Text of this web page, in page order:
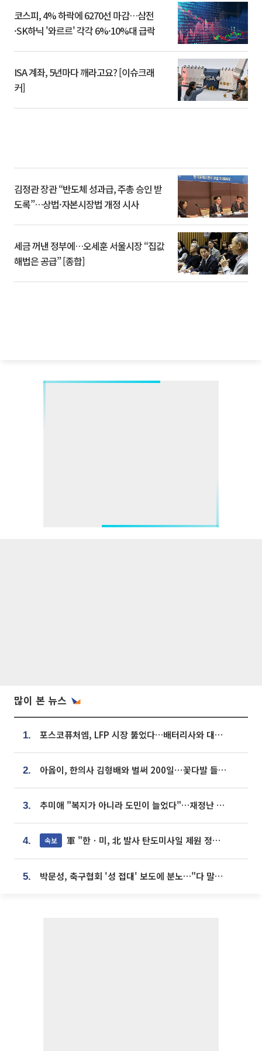
코스피, 4% 하락에 6270선 마감…삼전
·SK하닉 '와르르' 각각 6%·10%대 급락
ISA 계좌, 5년마다 깨라고요? [이슈크래
커]
김정관 장관 “반도체 성과급, 주총 승인 받
도록”…상법·자본시장법 개정 시사
세금 꺼낸 정부에…오세훈 서울시장 “집값
해법은 공급” [종합]
많이 본 뉴스
1. 포스코퓨처엠, LFP 시장 뚫었다…배터리사와 대규모 장기 공급 합의
2. 아옳이, 한의사 김형배와 벌써 200일⋯꽃다발 들고 "프러포즈 아냐"
3. 추미애 "복지가 아니라 도민이 늘었다"…재정난 책임론 정면돌파
4. 속보 軍 "한ㆍ미, 北 발사 탄도미사일 제원 정밀분석 중"
5. 박문성, 축구협회 '성 접대' 보도에 분노…"다 말아먹으려고 작정했나"